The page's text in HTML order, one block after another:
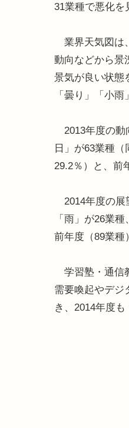
31業種で悪化を
業界天気図は
動向などから景
景気が良い状態
「曇り」「小
2013年度の動
日」が63業種
29.2％）と、前
2014年度の展
「雨」が26業
前年度（89業種
学習塾・通信
需要喚起やデジ
き、2014年度も